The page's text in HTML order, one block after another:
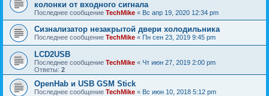
колонки от входного сигнала
Последнее сообщение TechMike « Вс апр 19, 2020 12:34 pm
Сизнализатор незакрытой двери холодильника
Последнее сообщение TechMike « Пн сен 23, 2019 9:45 pm
LCD2USB
Последнее сообщение TechMike « Чт июн 27, 2019 2:00 pm
Ответы: 2
OpenHab и USB GSM Stick
Последнее сообщение TechMike « Вс июн 10, 2018 5:12 pm